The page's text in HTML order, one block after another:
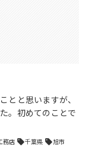
とと思いますが、
。初めてのことで
務店 sell千葉県 sell旭市